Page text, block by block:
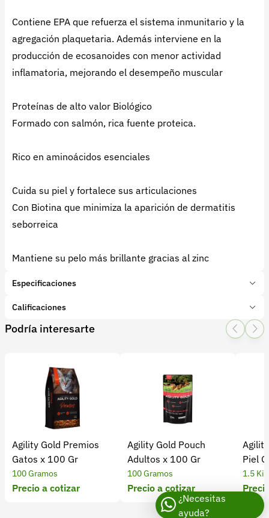
Contiene EPA que refuerza el sistema inmunitario y la
agregación plaquetaria. Además interviene en la
producción de ecosanoides con menor actividad
inflamatoria, mejorando el desempeño muscular
Proteínas de alto valor Biológico
Formado con salmón, rica fuente proteica.
Rico en aminoácidos esenciales
Cuida su piel y fortalece sus articulaciones
Con Biotina que minimiza la aparición de dermatitis
seborreica
Mantiene su pelo más brillante gracias al zinc
Especificaciones
Marca:
Wellness
Tipo de producto:Insumo
Calificaciones
1 Star
2 Star
3 Star4 Star
0 calificaciones
5 Estrellas
4 Estrellas
3 Estrellas
2 Estrellas
1 Estrellas
Podría interesarte
Agility Gold Premios
Gatos x 100 Gr
100 Gramos
Precio a cotizar
Agility Gold Pouch
Adultos x 100 Gr
100 Gramos
Precio a cotizar
Piel
1.5
¿Necesitas
ayuda?